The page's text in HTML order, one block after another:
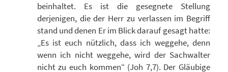
beinhaltet. Es ist die gesegnete Stellung
derjenigen, die der Herr zu verlassen im Begriff
stand und denen Er im Blick darauf gesagt hatte:
„Es ist euch nützlich, dass ich weggehe, denn
wenn ich nicht weggehe, wird der Sachwalter
nicht zu euch kommen“ (Joh 7,7). Der Gläubige